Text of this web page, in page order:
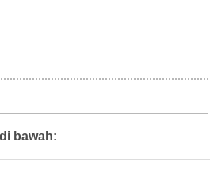
bawah: